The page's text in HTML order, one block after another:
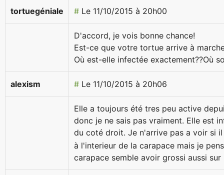
tortuegéniale # Le 11/10/2015 à 20h00
D'accord, je vois bonne chance!
Est-ce que votre tortue arrive à
Où est-elle infectée exactement??Où
alexism # Le 11/10/2015 à 20h06
Elle a toujours été tres peu active
donc je ne sais pas vraiment. Elle est
du coté droit. Je n'arrive pas a voir si
à l'interieur de la carapace mais je
carapace semble avoir grossi aussi sur